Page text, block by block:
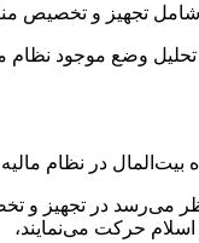
تجهیز و تخصیص
وضع موجود نظام
بیت‌المال در نظام
می‌رسد در تجهیز و
حرکت می‌نمایند،